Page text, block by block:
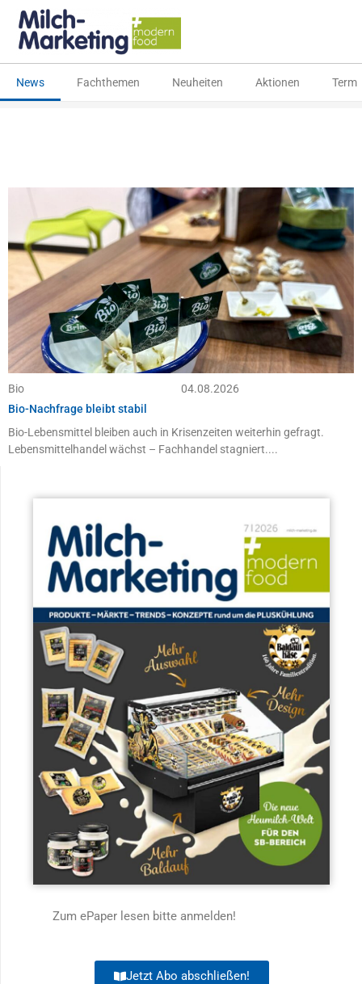
Zum
Inhalt
springen
News Fachthemen Neuheiten Aktionen
Bio
04.08.2026
Bio-Nachfrage bleibt stabil
Bio-Lebensmittel bleiben auch in Krisenzeiten weiterhin gefragt.
Lebensmittelhandel wächst – Fachhandel stagniert....
Zum ePaper lesen bitte anmelden!
Jetzt Abo abschließen!